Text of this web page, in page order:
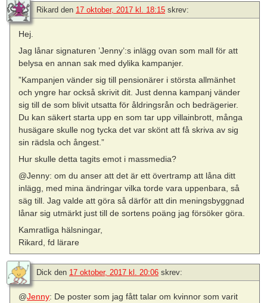
Rikard den 17 oktober, 2017 kl. 18:15 skrev:
Hej.
Jag lånar signaturen ’Jenny’:s inlägg ovan som mall för att
belysa en annan sak med dylika kampanjer.
”Kampanjen vänder sig till pensionärer i största allmänhet
och yngre har också skrivit dit. Just denna kampanj vänder
sig till de som blivit utsatta för åldringsrån och bedrägerier.
Du kan säkert starta upp en som tar upp villainbrott, många
husägare skulle nog tycka det var skönt att få skriva av sig
sin rädsla och ångest.”
Hur skulle detta tagits emot i massmedia?
@Jenny: om du anser att det är ett övertramp att låna ditt
inlägg, med mina ändringar vilka torde vara uppenbara, så
säg till. Jag valde att göra så därför att din meningsbyggnad
lånar sig utmärkt just till de sortens poäng jag försöker göra.
Kamratliga hälsningar,
Rikard, fd lärare
Dick den 17 oktober, 2017 kl. 20:06 skrev:
@Jenny: De poster som jag fått talar om kvinnor som varit